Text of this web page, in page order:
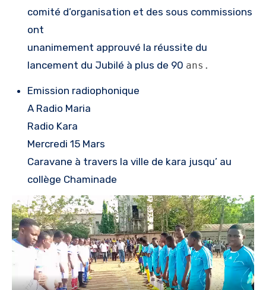
comité d’organisation et des sous commissions
ont
unanimement approuvé la réussite du
lancement du Jubilé à plus de 90 ans.
Emission radiophonique
A Radio Maria
Radio Kara
Mercredi 15 Mars
Caravane à travers la ville de kara jusqu’ au
collège Chaminade